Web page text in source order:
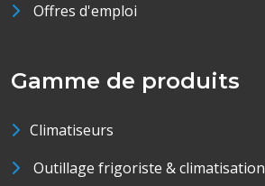
Offres d'emploi
Gamme de produits
Climatiseurs
Outillage frigoriste & climatisation